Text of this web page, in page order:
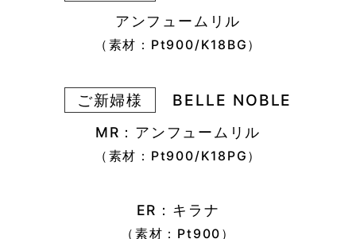
アンフュームリル
（素材：Pt900/K18BG）
ご新婦様 BELLE NOBLE
MR：アンフュームリル
（素材：Pt900/K18PG）
ER：キラナ
（素材：Pt900）